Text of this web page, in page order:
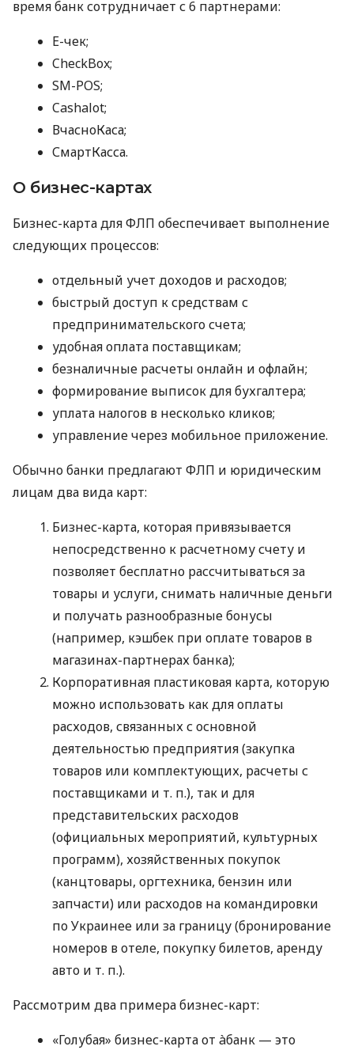
время банк сотрудничает с 6 партнерами:
E-чек;
CheckBox;
SM-POS;
Cashalot;
ВчасноКаса;
СмартКасса.
О бизнес-картах
Бизнес-карта для ФЛП обеспечивает выполнение
следующих процессов:
отдельный учет доходов и расходов;
быстрый доступ к средствам с
предпринимательского счета;
удобная оплата поставщикам;
безналичные расчеты онлайн и офлайн;
формирование выписок для бухгалтера;
уплата налогов в несколько кликов;
управление через мобильное приложение.
Обычно банки предлагают ФЛП и юридическим
лицам два вида карт:
Бизнес-карта, которая привязывается
непосредственно к расчетному счету и
позволяет бесплатно рассчитываться за
товары и услуги, снимать наличные деньги
и получать разнообразные бонусы
(например, кэшбек при оплате товаров в
магазинах-партнерах банка);
Корпоративная пластиковая карта, которую
можно использовать как для оплаты
расходов, связанных с основной
деятельностью предприятия (закупка
товаров или комплектующих, расчеты с
поставщиками и т. п.), так и для
представительских расходов
(официальных мероприятий, культурных
программ), хозяйственных покупок
(канцтовары, оргтехника, бензин или
запчасти) или расходов на командировки
по Украинее или за границу (бронирование
номеров в отеле, покупку билетов, аренду
авто и т. п.).
Рассмотрим два примера бизнес-карт:
«Голубая» бизнес-карта от àбанк — это